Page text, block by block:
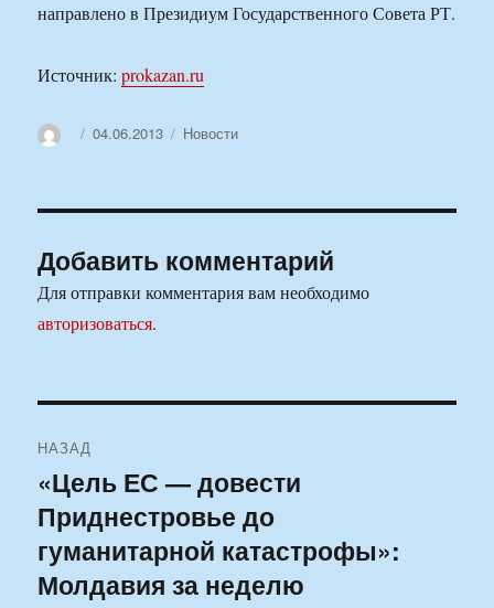
направлено в Президиум Государственного Совета РТ.
Источник:prokazan.ru
АвторОпубликовано
04.06.2013 Рубрики
Новости
Добавить комментарий
Для отправки комментария вам необходимо
авторизоваться.
по
записям
НАЗАД
Предыдущая
запись:
«Цель ЕС — довести
Приднестровье до
гуманитарной катастрофы»:
Молдавия за неделю